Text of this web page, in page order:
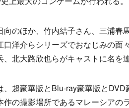
のほか、竹内結子さん、三浦春
口洋介らシリーズでおなじみの面
北大路欣也らがキャストに名を連
超豪華版とBlu-ray豪華版と
作の撮影場所であるマレーシア